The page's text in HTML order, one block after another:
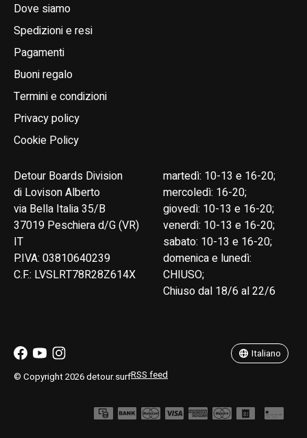
Dove siamo
Spedizioni e resi
Pagamenti
Buoni regalo
Termini e condizioni
Privacy policy
Cookie Policy
Detour Boards Division
di Lovison Alberto
via Bella Italia 35/B
37019 Peschiera d/G (VR)
IT
P.IVA: 03810640239
C.F.: LVSLRT78R28Z614X
martedì: 10-13 e 16-20;
mercoledì: 16-20;
giovedì: 10-13 e 16-20;
venerdì: 10-13 e 16-20;
sabato: 10-13 e 16-20;
domenica e lunedì:
CHIUSO;
Chiuso dal 18/6 al 22/6
© Copyright 2026 detour.surfRSS feed
Italiano
English